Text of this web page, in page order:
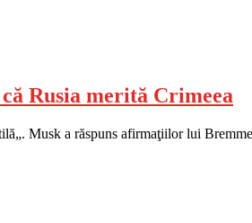
Rusia merită Crimeea
Musk a răspuns afirmaţiilor lui